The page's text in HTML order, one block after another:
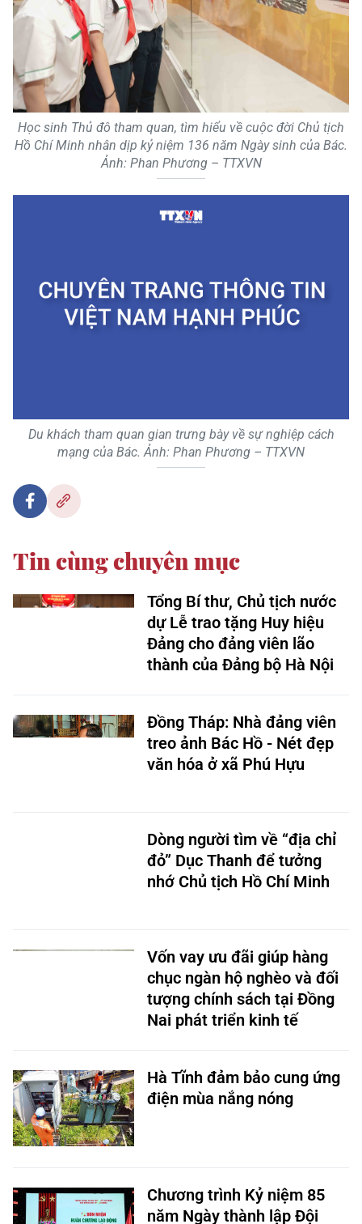
Học sinh Thủ đô tham quan, tìm hiểu về cuộc đời Chủ tịch
Hồ Chí Minh nhân dịp kỷ niệm 136 năm Ngày sinh của Bác.
Ảnh: Phan Phương – TTXVN
Du khách tham quan gian trưng bày về sự nghiệp cách
mạng của Bác. Ảnh: Phan Phương – TTXVN
Tin cùng chuyên mục
Tổng Bí thư, Chủ tịch nước
dự Lễ trao tặng Huy hiệu
Đảng cho đảng viên lão
thành của Đảng bộ Hà Nội
Đồng Tháp: Nhà đảng viên
treo ảnh Bác Hồ - Nét đẹp
văn hóa ở xã Phú Hựu
Dòng người tìm về “địa chỉ
đỏ” Dục Thanh để tưởng
nhớ Chủ tịch Hồ Chí Minh
Vốn vay ưu đãi giúp hàng
chục ngàn hộ nghèo và đối
tượng chính sách tại Đồng
Nai phát triển kinh tế
Hà Tĩnh đảm bảo cung ứng
điện mùa nắng nóng
Chương trình Kỷ niệm 85
năm Ngày thành lập Đội